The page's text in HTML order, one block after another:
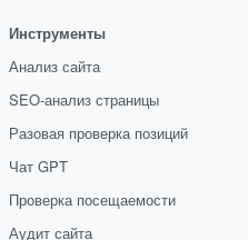
Инструменты
Анализ сайта
SEO-анализ страницы
Разовая проверка позиций
Чат GPT
Проверка посещаемости
Аудит сайта